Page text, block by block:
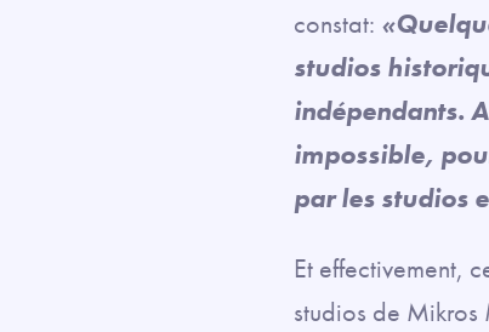
constat:
studios
indépendants.
impossible,
par les studios
Et effectivement,
studios de Mikros